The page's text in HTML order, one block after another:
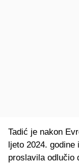
Tadić je nakon
ljeto 2024.
proslavila odlučio